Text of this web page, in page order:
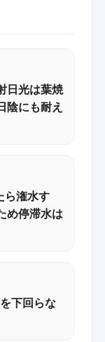
日光は葉焼
陰にも耐え
ら潅水す
め停滞水は
下回らな